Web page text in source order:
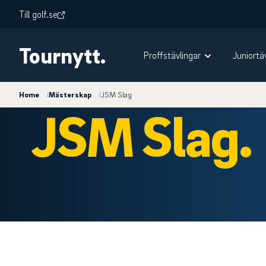
Till golf.se
Tournytt. Proffstävlingar
Home /Mästerskap /JSM Slag
JSM Slag.